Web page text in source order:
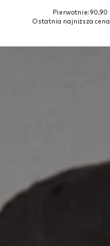
Dostępne w różnych
Pierwotnie: 90,90
Ostatnia najniższa cena: